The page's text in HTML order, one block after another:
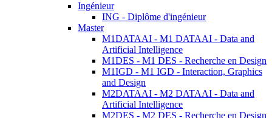
Ingénieur
ING - Diplôme d'ingénieur
Master
M1DATAAI - M1 DATAAI - Data and
Artificial Intelligence
M1DES - M1 DES - Recherche en Design
M1IGD - M1 IGD - Interaction, Graphics
and Design
M2DATAAI - M2 DATAAI - Data and
Artificial Intelligence
M2DES - M2 DES - Recherche en Design